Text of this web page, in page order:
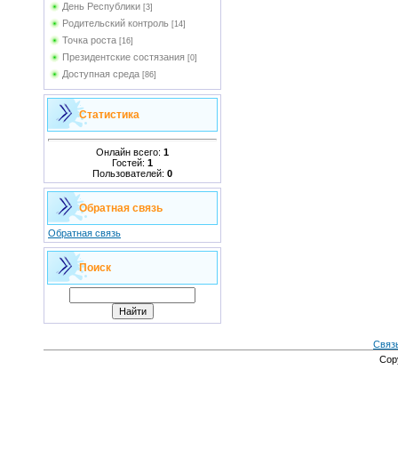
День Республики [3]
Родительский контроль [14]
Точка роста [16]
Президентские состязания [0]
Доступная среда [86]
Статистика
Онлайн всего: 1
Гостей: 1
Пользователей: 0
Обратная связь
Обратная связь
Поиск